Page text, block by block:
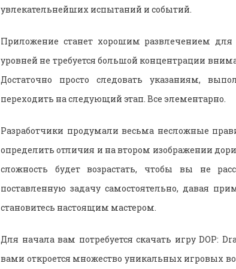
увлекательнейших испытаний и событий.
Приложение станет хорошим развлечением
уровней не требуется большой концентрации
Достаточно просто следовать указаниям,
переходить на следующий этап. Все элементарно.
Разработчики продумали весьма несложные
определить отличия и на втором изображении
сложность будет возрастать, чтобы вы не
поставленную задачу самостоятельно, давая
становитесь настоящим мастером.
Для начала вам потребуется скачать игру DOP:
вами откроется множество уникальных игровых